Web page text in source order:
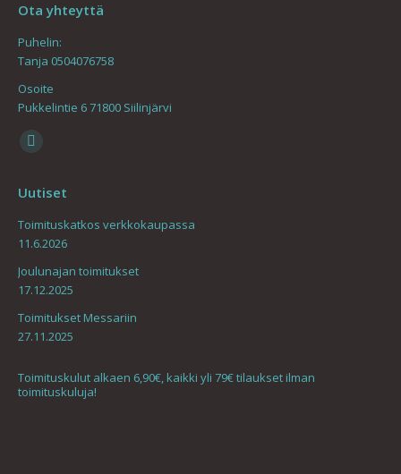
Ota yhteyttä
Puhelin:
Tanja 0504076758
Osoite
Pukkelintie 6 71800 Siilinjärvi
Find us on:
opens
in
new
window
Uutiset
Toimituskatkos verkkokaupassa
11.6.2026
Joulunajan toimitukset
17.12.2025
Toimitukset Messariin
27.11.2025
Toimituskulut alkaen 6,90€, kaikki yli 79€ tilaukset ilman
toimituskuluja!